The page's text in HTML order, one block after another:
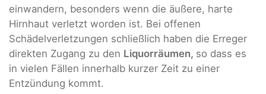
einwandern, besonders wenn die äußere, harte
Hirnhaut verletzt worden ist. Bei offenen
Schädelverletzungen schließlich haben die Erreger
direkten Zugang zu den Liquorräumen, so dass es
in vielen Fällen innerhalb kurzer Zeit zu einer
Entzündung kommt.